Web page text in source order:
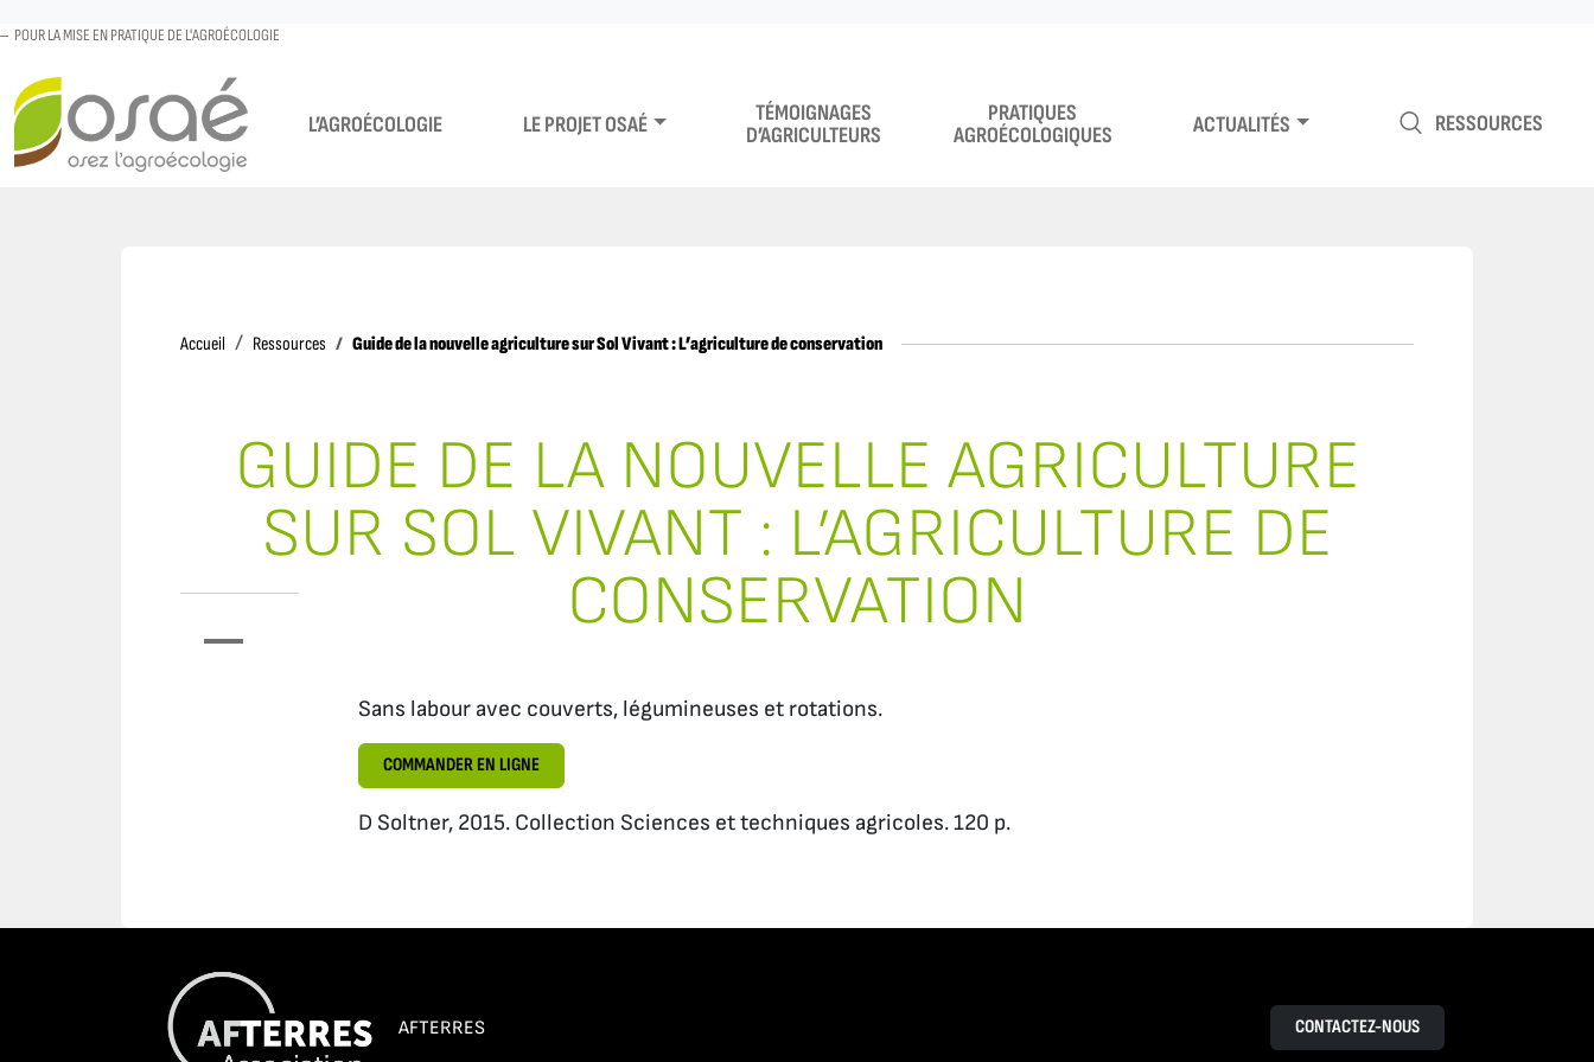
POUR LA MISE EN PRATIQUE DE L'AGROÉCOLOGIE
L’AGROÉCOLOGIE LE PROJET OSAÉ
TÉMOIGNAGES
D’AGRICULTEURS
PRATIQUES
AGROÉCOLOGIQUES
ACTUALITÉS RESSOURCES
Accueil AccueilRessources Guide de la nouvelle agriculture sur Sol Vivant : L’agriculture de conservation
GUIDE DE LA NOUVELLE AGRICULTURE
SUR SOL VIVANT : L’AGRICULTURE DE
CONSERVATION
Sans labour avec couverts, légumineuses et rotations.
COMMANDER EN LIGNE
D Soltner, 2015. Collection Sciences et techniques agricoles. 120 p.
AFTERRES CONTACTEZ-NOUS